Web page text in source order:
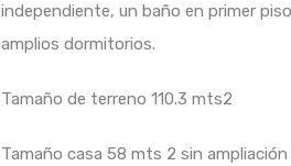
independiente, un baño en primer
amplios dormitorios.
Tamaño de terreno 110.3 mts2
Tamaño casa 58 mts 2 sin ampliación